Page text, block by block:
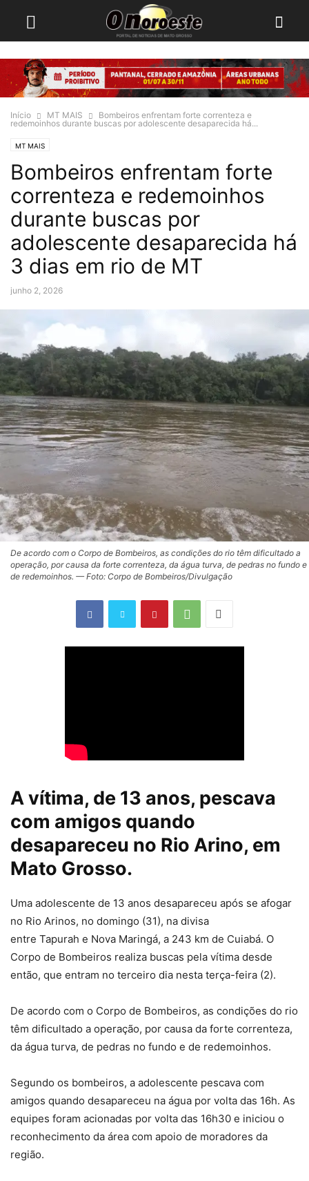
Início MT MAIS
Bombeiros enfrentam forte correnteza e
redemoinhos durante buscas por adolescente desaparecida há...
MT MAIS
Bombeiros enfrentam forte
correnteza e redemoinhos
durante buscas por
adolescente desaparecida há
3 dias em rio de MT
junho 2, 2026
De acordo com o Corpo de Bombeiros, as condições do rio têm dificultado a
operação, por causa da forte correnteza, da água turva, de pedras no fundo e
de redemoinhos. — Foto: Corpo de Bombeiros/Divulgação
A vítima, de 13 anos, pescava
com amigos quando
desapareceu no Rio Arino, em
Mato Grosso.
Uma adolescente de 13 anos desapareceu após se afogar
no Rio Arinos, no domingo (31), na divisa
entre Tapurah e Nova Maringá, a 243 km de Cuiabá. O
Corpo de Bombeiros realiza buscas pela vítima desde
então, que entram no terceiro dia nesta terça-feira (2).
De acordo com o Corpo de Bombeiros, as condições do rio
têm dificultado a operação, por causa da forte correnteza,
da água turva, de pedras no fundo e de redemoinhos.
Segundo os bombeiros, a adolescente pescava com
amigos quando desapareceu na água por volta das 16h. As
equipes foram acionadas por volta das 16h30 e iniciou o
reconhecimento da área com apoio de moradores da
região.